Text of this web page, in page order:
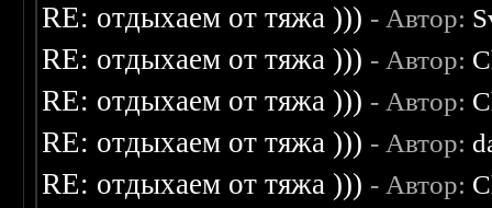
RE: отдыхаем от тяжа ))) - Автор:
RE: отдыхаем от тяжа ))) - Автор:
RE: отдыхаем от тяжа ))) - Автор:
RE: отдыхаем от тяжа ))) - Автор:
RE: отдыхаем от тяжа ))) - Автор: